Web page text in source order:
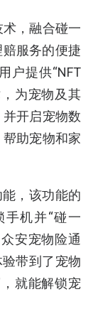
，融合碰一
服务的便捷
户提供“NFT
为宠物及其
开启宠物数
助宠物和家
，该功能的
机并“碰一
安宠物险通
带到了宠物
就能解锁宠